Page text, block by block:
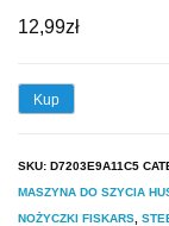
12,99zł
Kup
SKU: D7203E9A11C5
MASZYNA DO SZYCIA
NOŻYCZKI FISKARS